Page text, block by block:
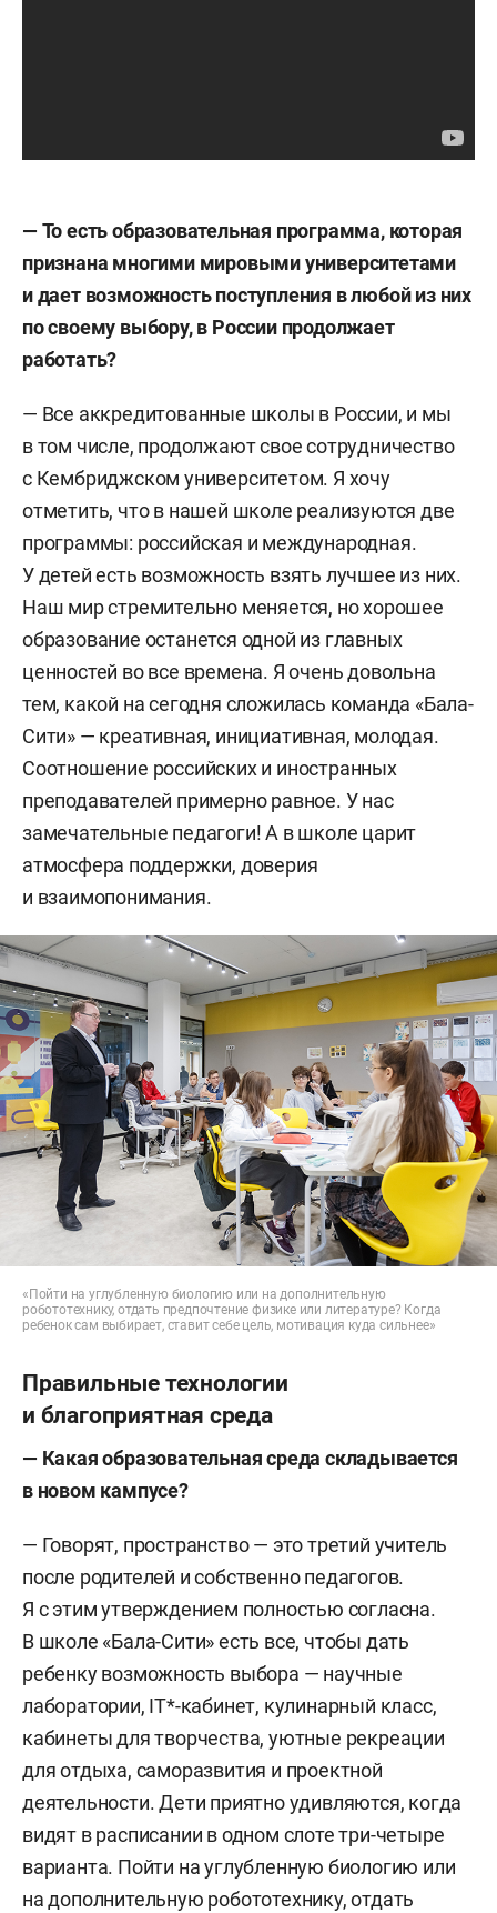
— Тоесть образовательная программа, которая
признана многими мировыми университетами
идает возможность поступления влюбой из них
посвоему выбору, в России продолжает
работать?
— Все аккредитованные школы в России, и мы
в том числе, продолжают свое сотрудничество
с Кембриджском университетом. Я хочу
отметить, что в нашей школе реализуются две
программы: российская и международная.
У детей есть возможность взять лучшее из них.
Наш мир стремительно меняется, но хорошее
образование останется одной из главных
ценностей во все времена. Я очень довольна
тем, какой на сегодня сложилась команда «Бала-
Сити» — креативная, инициативная, молодая.
Соотношение российских и иностранных
преподавателей примерно равное. У нас
замечательные педагоги! А в школе царит
атмосфера поддержки, доверия
и взаимопонимания.
«Пойти на углубленную биологию или на дополнительную
робототехнику, отдать предпочтение физике или литературе? Когда
ребенок сам выбирает, ставит себе цель, мотивация куда сильнее»
Правильные технологии
и благоприятная среда
— Какая образовательная среда складывается
в новом кампусе?
— Говорят, пространство — это третий учитель
после родителей и собственно педагогов.
Я с этим утверждением полностью согласна.
В школе «Бала-Сити» есть все, чтобы дать
ребенку возможность выбора — научные
лаборатории, IT*-кабинет, кулинарный класс,
кабинеты для творчества, уютные рекреации
для отдыха, саморазвития и проектной
деятельности. Дети приятно удивляются, когда
видят в расписании в одном слоте три-четыре
варианта. Пойти на углубленную биологию или
на дополнительную робототехнику, отдать